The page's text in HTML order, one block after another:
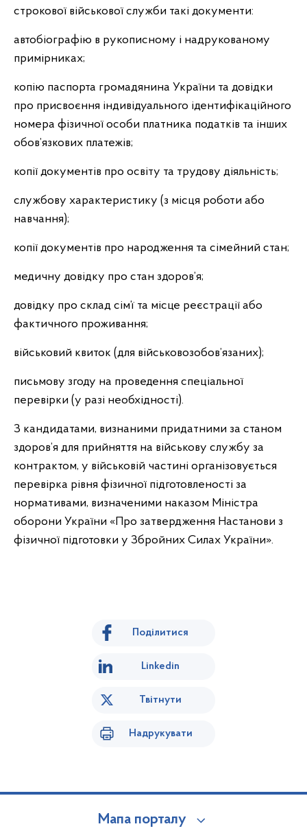
строкової військової служби такі документи:
автобіографію в рукописному і надрукованому
примірниках;
копію паспорта громадянина України та довідки
про присвоєння індивідуального ідентифікаційного
номера фізичної особи платника податків та інших
обов’язкових платежів;
копії документів про освіту та трудову діяльність;
службову характеристику (з місця роботи або
навчання);
копії документів про народження та сімейний стан;
медичну довідку про стан здоров’я;
довідку про склад сім’ї та місце реєстрації або
фактичного проживання;
військовий квиток (для військовозобов’язаних);
письмову згоду на проведення спеціальної
перевірки (у разі необхідності).
З кандидатами, визнаними придатними за станом
здоров’я для прийняття на військову службу за
контрактом, у військовій частині організовується
перевірка рівня фізичної підготовленості за
нормативами, визначеними наказом Міністра
оборони України «Про затвердження Настанови з
фізичної підготовки у Збройних Силах України».
Поділитися
Linkedin
Твітнути
Надрукувати
Мапа порталу